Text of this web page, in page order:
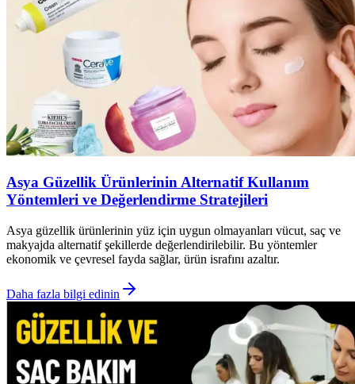
Asya Güzellik Ürünlerinin Alternatif Kullanım
Yöntemleri ve Değerlendirme Stratejileri
Asya güzellik ürünlerinin yüz için uygun olmayanları vücut, saç ve
makyajda alternatif şekillerde değerlendirilebilir. Bu yöntemler
ekonomik ve çevresel fayda sağlar, ürün israfını azaltır.
Daha fazla bilgi edinin